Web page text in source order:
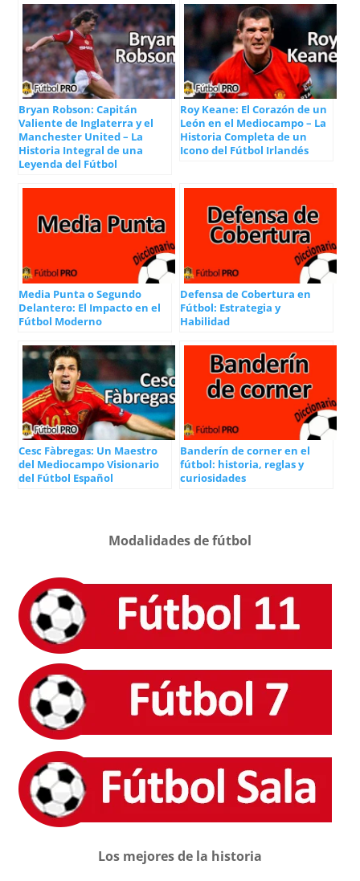
Bryan Robson: Capitán
Valiente de Inglaterra y el
Manchester United – La
Historia Integral de una
Leyenda del Fútbol
Roy Keane: El Corazón de un
León en el Mediocampo – La
Historia Completa de un
Icono del Fútbol Irlandés
Media Punta o Segundo
Delantero: El Impacto en el
Fútbol Moderno
Defensa de Cobertura en
Fútbol: Estrategia y
Habilidad
Cesc Fàbregas: Un Maestro
del Mediocampo Visionario
del Fútbol Español
Banderín de corner en el
fútbol: historia, reglas y
curiosidades
Modalidades de fútbol
Los mejores de la historia